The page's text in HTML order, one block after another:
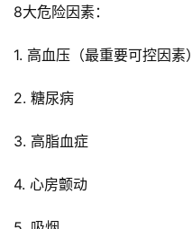
组
机
讯
态
8大危险因素：
1. 高血压（最重要可控因素）
2. 糖尿病
3. 高脂血症
4. 心房颤动